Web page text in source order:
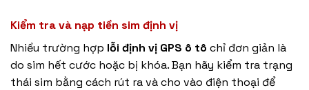
Kiểm tra và nạp tiền sim định vị
Nhiều trường hợp lỗi định vị GPS ô tô chỉ đơn giản là
do sim hết cước hoặc bị khóa. Bạn hãy kiểm tra trạng
thái sim bằng cách rút ra và cho vào điện thoại để